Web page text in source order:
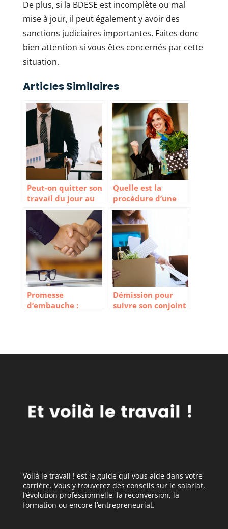
De plus, si la BDESE est incomplète ou mal
mise à jour, il peut également y avoir des
sanctions judiciaires importantes. Faites donc
bien attention si vous êtes concernés par cette
situation.
Articles Similaires
Peut-on quitter son
travail du jour au
lendemain ?
Quelle est la
procédure d’une
rupture
conventionnelle ?
Promesse
d’embauche :
Démission pour
suivre son conjoint
Voilà le travail ! est le guide qui vous aide dans votre
carrière. Vous y trouverez des conseils sur le salariat,
l’évolution professionnelle, la reconversion, la
formation ou encore l’entrepreneuriat.